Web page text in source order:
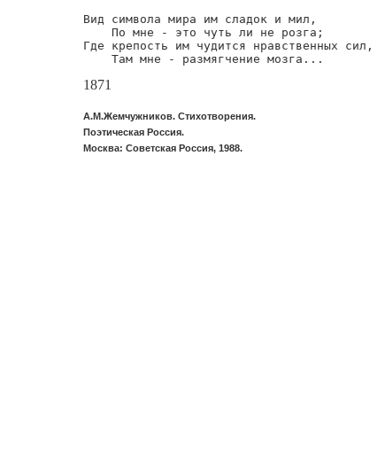
Вид символа мира им сладок и мил,
    По мне - это чуть ли не розга;
Где крепость им чудится нравственных сил,
    Там мне - размягчение мозга...
1871
А.М.Жемчужников. Стихотворения.
Поэтическая Россия.
Москва: Советская Россия, 1988.